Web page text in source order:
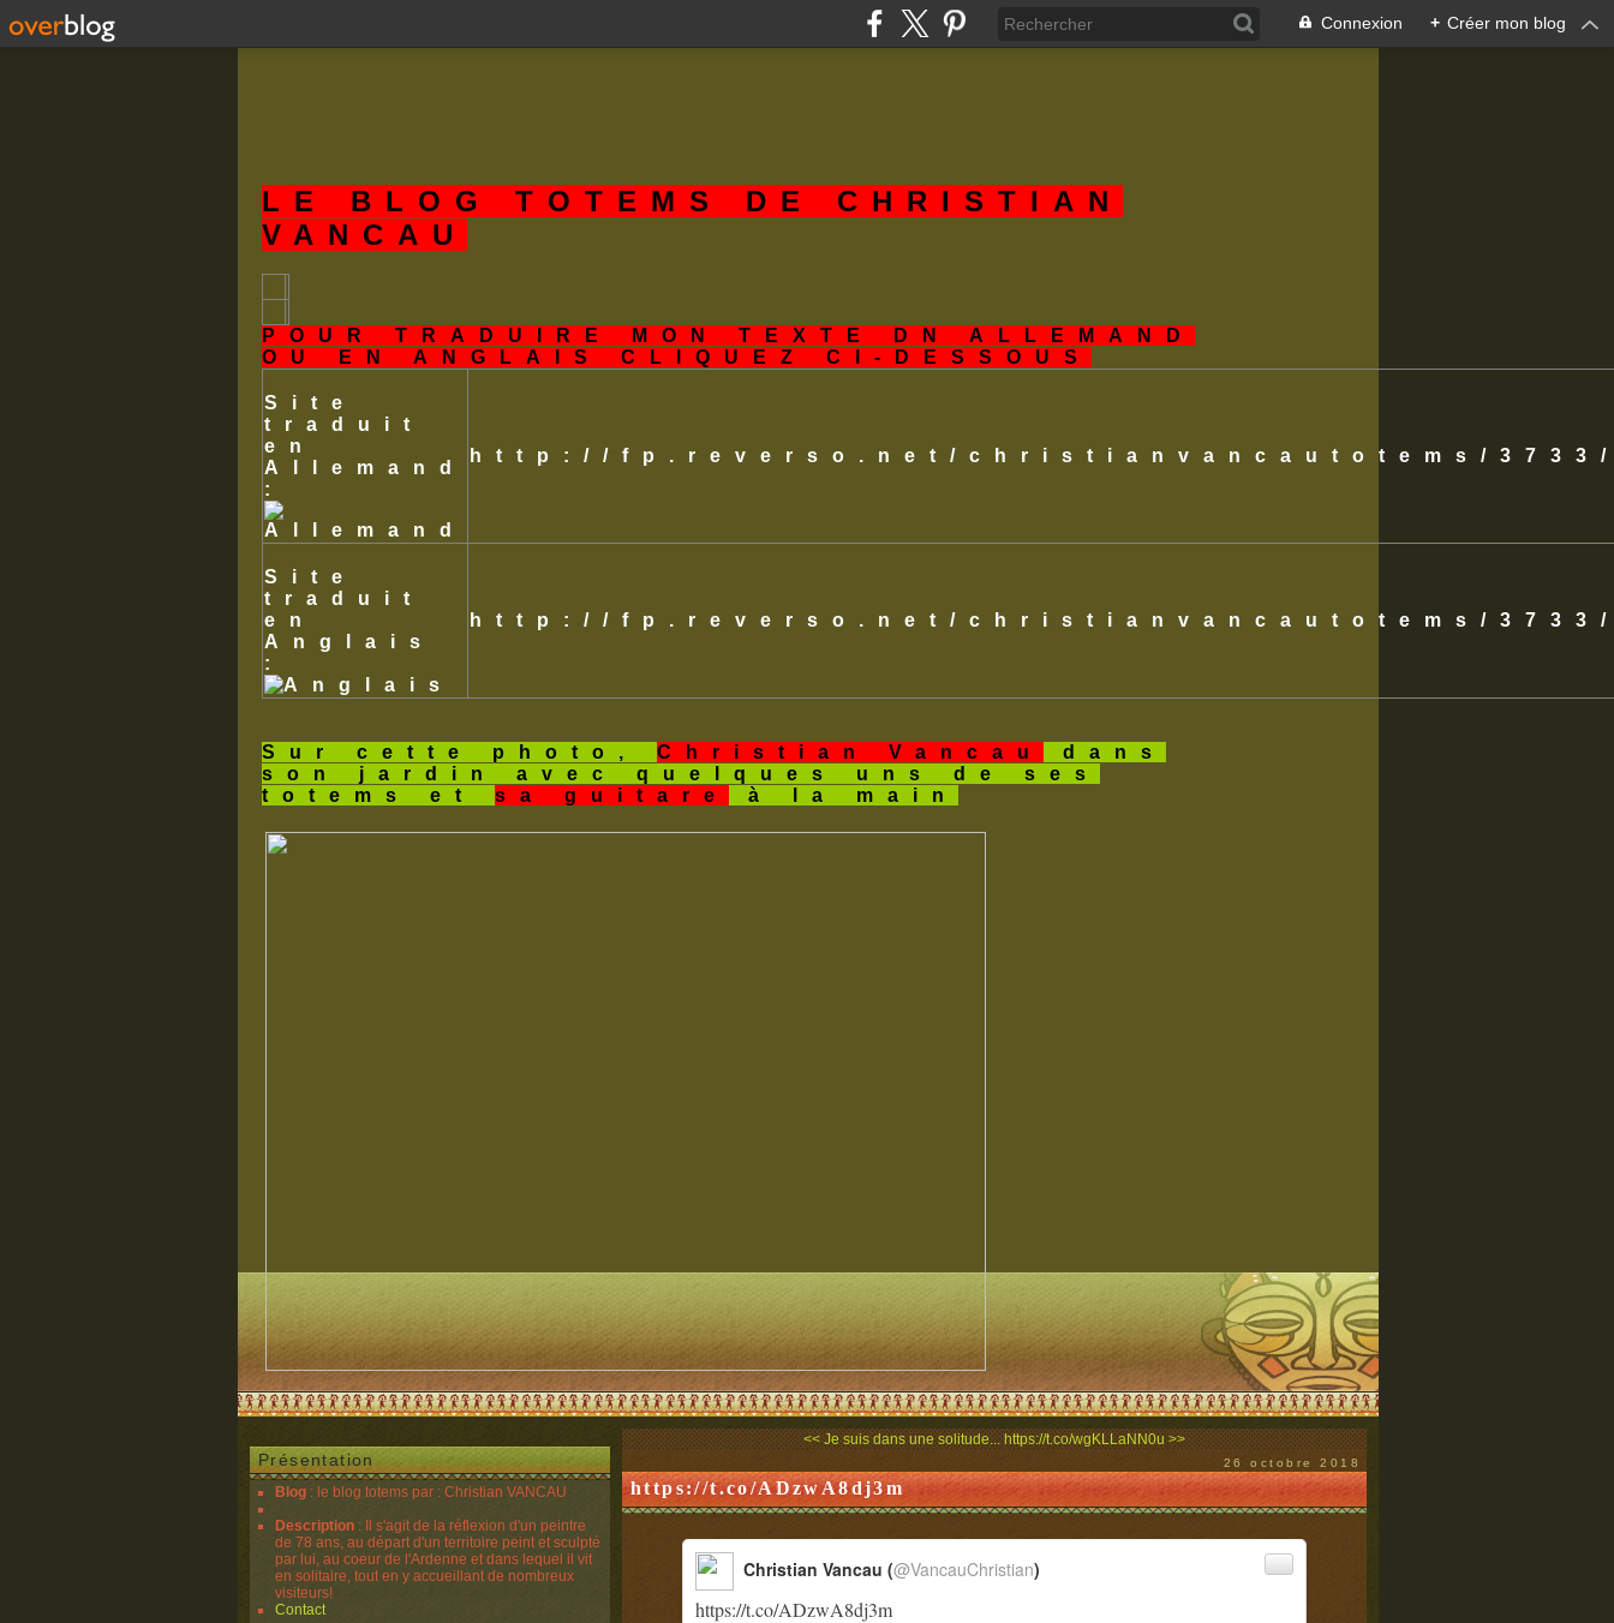
Connexion + Créer mon blog
LE BLOG TOTEMS DE CHRISTIAN
VANCAU
POUR TRADUIRE MON TEXTE DN ALLEMAND
OU EN ANGLAIS CLIQUEZ CI-DESSOUS
Site
traduit
en
Allemand
:
http://fp.reverso.net/christianvancautotems/
Site
traduit
en
Anglais
:
http://fp.reverso.net/christianvancautotems/
Sur cette photo, Christian Vancau
dans
son jardin avec quelques uns de ses
totems et sa guitare à la main
Présentation
Blog : le blog totems par : Christian VANCAU
Description : Il s'agit de la réflexion d'un peintre
de 78 ans, au départ d'un territoire peint et sculpté
par lui, au coeur de l'Ardenne et dans lequel il vit
en solitaire, tout en y accueillant de nombreux
visiteurs!
Contact
<< Je suis dans une solitude... https://t.co/wgKLLaNN0u >>
26 octobre 2018
https://t.co/ADzwA8dj3m
https://t.co/ADzwA8dj3m
Christian Vancau (@VancauChristian)